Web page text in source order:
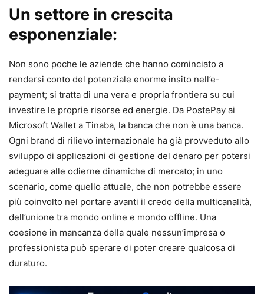
Un settore in crescita
esponenziale:
Non sono poche le aziende che hanno cominciato a
rendersi conto del potenziale enorme insito nell’e-
payment; si tratta di una vera e propria frontiera su cui
investire le proprie risorse ed energie. Da PostePay ai
Microsoft Wallet a Tinaba, la banca che non è una banca.
Ogni brand di rilievo internazionale ha già provveduto allo
sviluppo di applicazioni di gestione del denaro per potersi
adeguare alle odierne dinamiche di mercato; in uno
scenario, come quello attuale, che non potrebbe essere
più coinvolto nel portare avanti il credo della multicanalità,
dell’unione tra mondo online e mondo offline. Una
coesione in mancanza della quale nessun’impresa o
professionista può sperare di poter creare qualcosa di
duraturo.